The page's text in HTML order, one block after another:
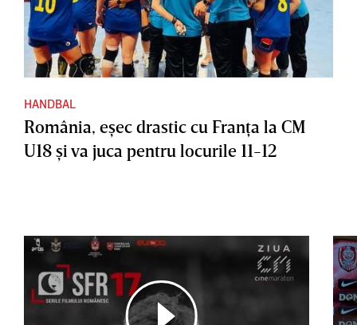
HANDBAL
România, eşec drastic cu Franţa la CM
U18 şi va juca pentru locurile 11-12